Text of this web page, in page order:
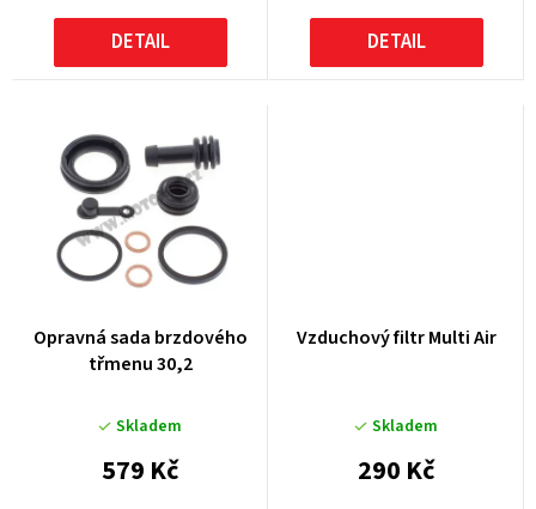
DETAIL DETAIL
Opravná sada brzdového
třmenu 30,2
Skladem
579 Kč
Vzduchový filtr Multi Air
Skladem
290 Kč